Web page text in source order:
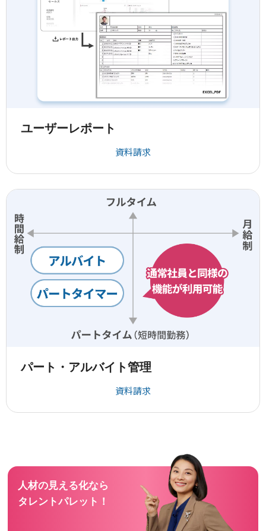
ユーザーレポート
資料請求
パート・アルバイト管理
資料請求
人材の見える化なら
タレントパレット！